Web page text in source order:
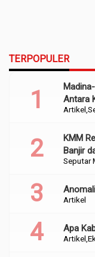
TERPOPULER
Artikel
Antara
Seputar
KMM
Banjir
Artikel
Artikel
Apa